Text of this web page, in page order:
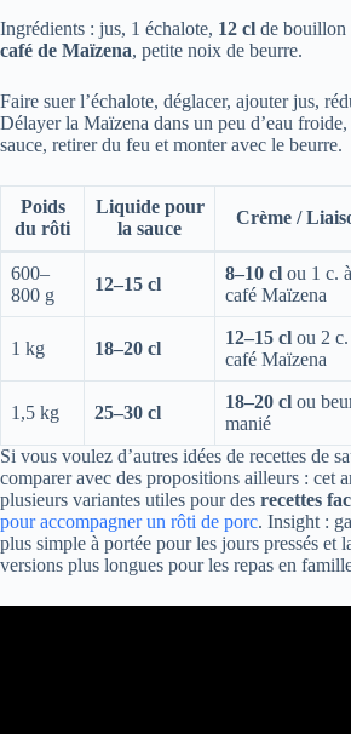
Ingrédients : jus, 1 échalote, 12 cl de bouillon
café de Maïzena, petite noix de beurre.
Faire suer l’échalote, déglacer, ajouter jus,
Délayer la Maïzena dans un peu d’eau
sauce, retirer du feu et monter avec le beurre.
Poids
du rôti
Liquide pour
la sauce
Crème /
600–
800 g
12–15 cl
8–10 cl ou 1 c. à
café Maïzena
1 kg 18–20 cl
12–15 cl ou 2 c.
café Maïzena
1,5 kg 25–30 cl
18–20 cl ou
manié
Si vous voulez d’autres idées de recettes de
comparer avec des propositions ailleurs : cet
plusieurs variantes utiles pour des recettes
pour accompagner un rôti de porc. Insight :
plus simple à portée pour les jours pressés et
versions plus longues pour les repas en